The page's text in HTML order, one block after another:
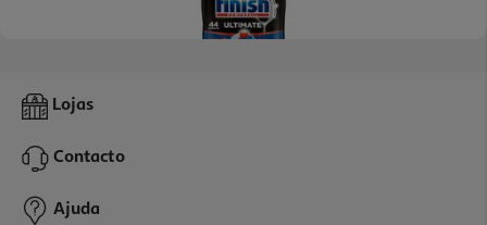
Detergente Loiça Máquina Finish Ultimate Regular 44p
10,99 €
Lojas
Contacto
Ajuda